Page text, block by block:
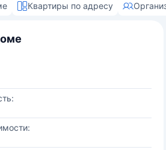
Квартиры по адресу